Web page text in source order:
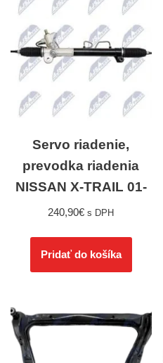
Servo riadenie,
prevodka riadenia
NISSAN X-TRAIL 01-
240,90€ s DPH
Pridať do košíka